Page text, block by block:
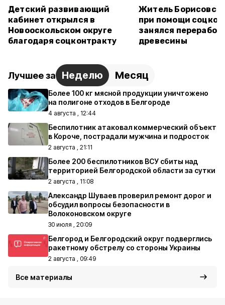
Детский развивающий
кабинет открылся в
Новооскольском округе
благодаря соцконтракту
Житель
при помощи
занялся
древесины
Лучшее за Неделю Месяц
Более 100 кг мясной продукции уничтожено
на полигоне отходов в Белгороде
4 августа , 12:44
Беспилотник атаковал коммерческий объект
в Короче, пострадали мужчина и подросток
2 августа , 21:11
Более 200 беспилотников ВСУ сбиты над
территорией Белгородской области за сутки
2 августа , 11:08
Александр Шуваев проверил ремонт дорог и
обсудил вопросы безопасности в
Волоконовском округе
30 июля , 20:09
Белгород и Белгородский округ подверглись
ракетному обстрелу со стороны Украины
2 августа , 09:49
Все материалы